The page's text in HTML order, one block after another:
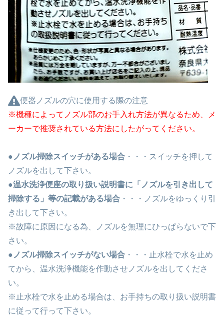
便器ノズルの穴に使用する際の注意
※機種によってノズル部のお手入れ方法が異なるため、メ
ーカーで推奨されている方法にしたがってください。
● ノズル掃除スイッチがある場合 ・・・スイッチを押して
ノズルを出して下さい。
●温水洗浄便座の取り扱い説明書に「ノズルを引き出して
掃除する」等の記載がある場合 ・・・ノズルをゆっくり引
き出して下さい。
※故障に原因になる為、ノズルを無理にひっぱらないで下
さい。
● ノズル掃除スイッチがない場合 ・・・止水栓で水を止め
てから、温水洗浄機能を作動させノズルを出してくださ
い。
※止水栓で水を止める場合は、お手持ちの取り扱い説明書
に従って行って下さい。